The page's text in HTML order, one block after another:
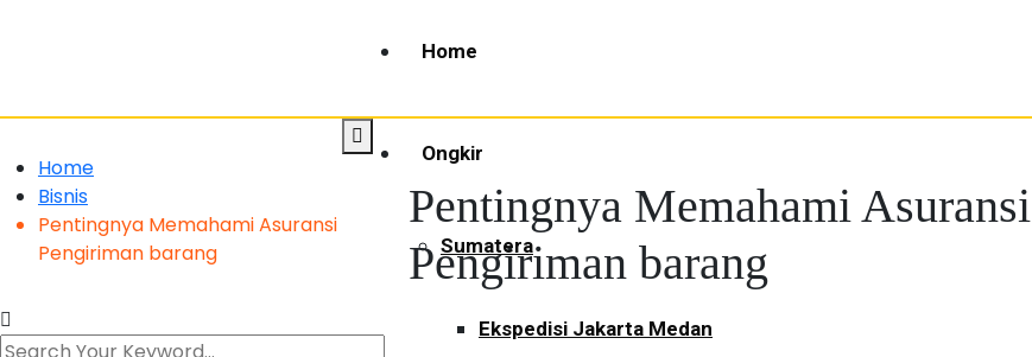
Home
Ongkir
Sumatera
Ekspedisi Jakarta Medan
Home
Bisnis
Pentingnya Memahami Asuransi
Pengiriman barang
Pentingnya Memahami Asuransi
Pengiriman barang